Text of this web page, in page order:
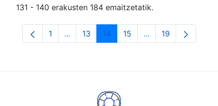
131 - 140 erakusten 184 emaitzetatik.
Orrialdea
1 ...Intermediate Pages Use TAB to navigate.
Orrialdea
13 Orrialdea
14 Orrialdea
15 ...Intermediate
Orrialdea
19